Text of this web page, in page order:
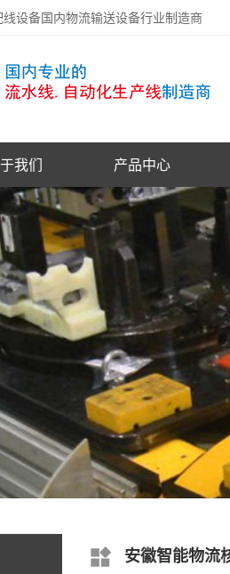
设备国内物流输送设备行业制造商
我们 产品中心
安徽智能物流